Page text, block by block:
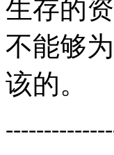
生存的
不能够
该的。